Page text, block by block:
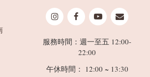
服務時間：週一至五 12:00-
22:00
午休時間： 12:00 ~ 13:30